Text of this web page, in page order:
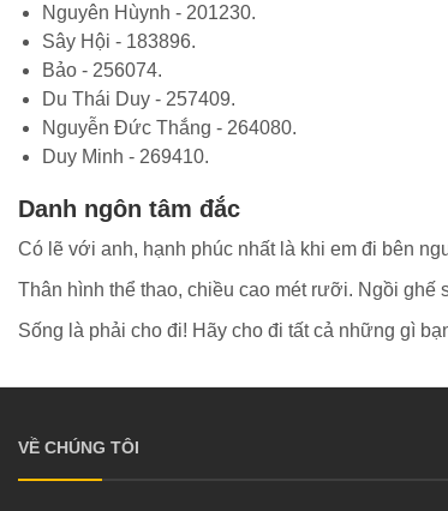
Nguyên Hùynh - 201230.
Sây Hội - 183896.
Bảo - 256074.
Du Thái Duy - 257409.
Nguyễn Đức Thắng - 264080.
Duy Minh - 269410.
Danh ngôn tâm đắc
Có lẽ với anh, hạnh phúc nhất là khi em đi bên
Thân hình thể thao, chiều cao mét rưỡi. Ngồi ghế
Sống là phải cho đi! Hãy cho đi tất cả những gì
VỀ CHÚNG TÔI